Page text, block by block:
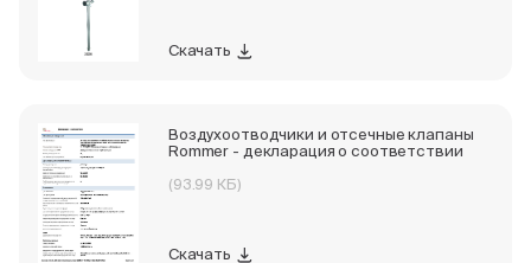
Скачать
Воздухоотводчики и отсечные клапаны
Rommer - декларация о соответствии
(93.99 КБ)
Скачать